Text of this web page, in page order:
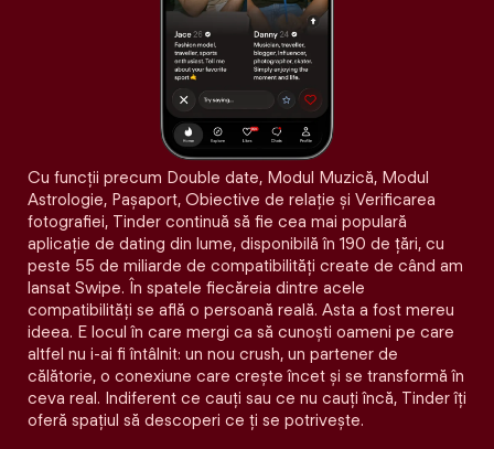
Cu funcții precum Double date, Modul Muzică, Modul
Astrologie, Pașaport, Obiective de relație și Verificarea
fotografiei, Tinder continuă să fie cea mai populară
aplicație de dating din lume, disponibilă în 190 de țări, cu
peste 55 de miliarde de compatibilități create de când am
lansat Swipe. În spatele fiecăreia dintre acele
compatibilităţi se află o persoană reală. Asta a fost mereu
ideea. E locul în care mergi ca să cunoști oameni pe care
altfel nu i-ai fi întâlnit: un nou crush, un partener de
călătorie, o conexiune care crește încet și se transformă în
ceva real. Indiferent ce cauți sau ce nu cauți încă, Tinder îți
oferă spațiul să descoperi ce ți se potrivește.